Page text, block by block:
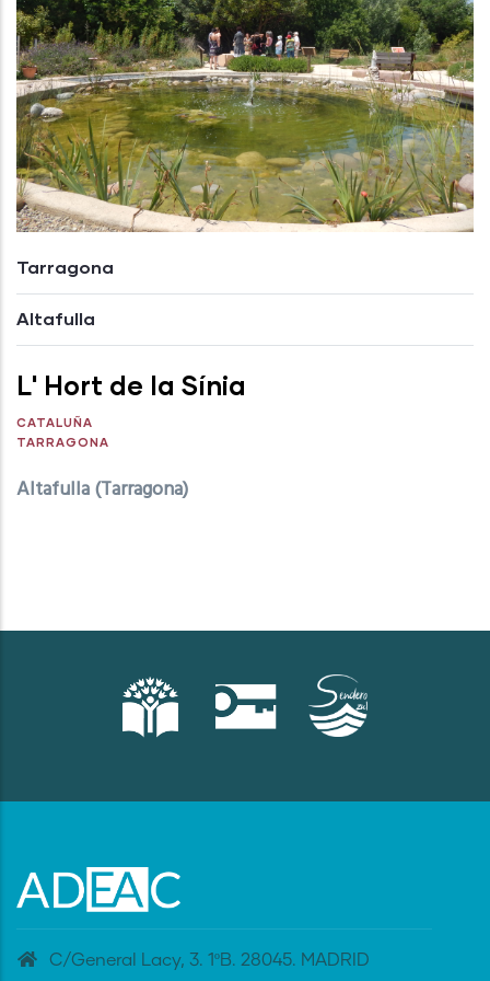
Tarragona
Altafulla
L' Hort de la Sínia
CATALUÑA
TARRAGONA
Altafulla (Tarragona)
C/General Lacy, 3. 1ºB. 28045. MADRID